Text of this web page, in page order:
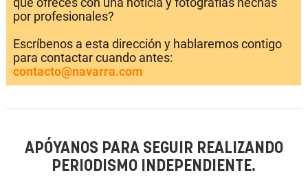
por profesionales?
Escríbenos a esta dirección y hablaremos contigo
para contactar cuando antes:
contacto@navarra.com
APÓYANOS PARA SEGUIR REALIZANDO
PERIODISMO INDEPENDIENTE.